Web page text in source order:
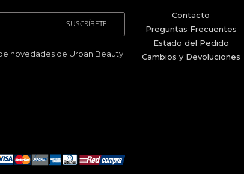
SUSCRÍBETE
novedades de Urban Beauty
Contacto
Preguntas Frecuentes
Estado del Pedido
Cambios y Devoluciones